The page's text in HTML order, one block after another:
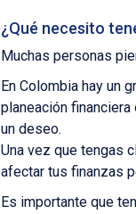
¿Qué necesito
Muchas personas
En Colombia hay un
planeación
un deseo.
Una vez que tengas
afectar tus finanzas
Es importante que